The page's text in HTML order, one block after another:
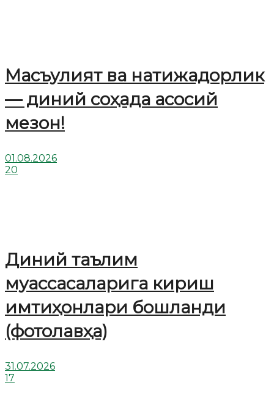
Масъулият ва натижадорлик
— диний соҳада асосий
мезон!
01.08.2026
20
Диний таълим
муассасаларига кириш
имтиҳонлари бошланди
(фотолавҳа)
31.07.2026
17